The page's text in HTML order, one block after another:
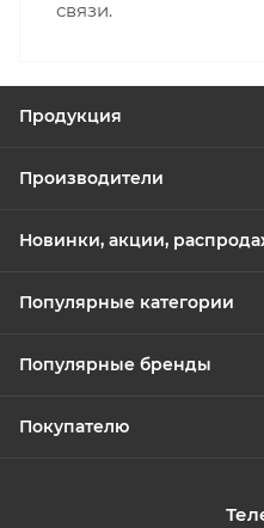
связи.
Продукция
Производители
Новинки, акции,
Популярные категории
Популярные бренды
Покупателю